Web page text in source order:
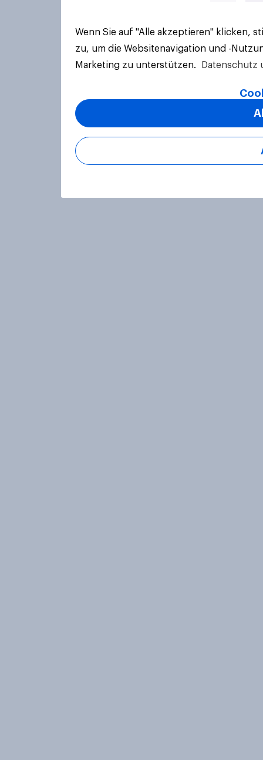
Wenn Sie auf "Alle akzeptieren" klicken,
zu, um die Websitenavigation und -
Marketing zu unterstützen.
Datenschutz